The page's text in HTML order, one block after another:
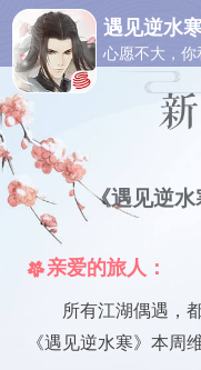
遇见逆水
心愿不大，
《遇见逆水
亲爱的旅人：
所有江湖偶遇，都
《遇见逆水寒》本周